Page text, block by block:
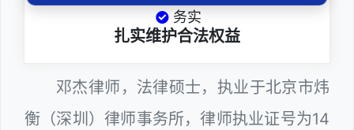
务实
扎实维护合法权益
邓杰律师，法律硕士，执业于北京市炜
衡（深圳）律师事务所，律师执业证号为14